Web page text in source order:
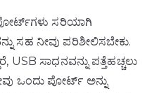
ಸರಿಯಾಗಿ
ಸಹ ನೀವು ಪರಿಶೀಲಿಸಬೇಕು.
ಸಾಧನವನ್ನು ಪತ್ತೆಹಚ್ಚಲು
ಒಂದು ಪೋರ್ಟ್ ಅನ್ನು